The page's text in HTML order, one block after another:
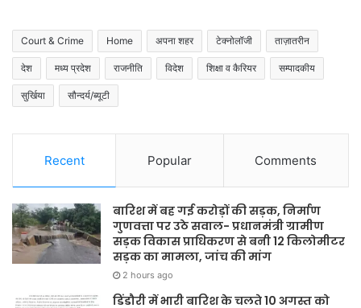
Court & Crime Home अपना शहर टेक्नोलॉजी ताज़ातरीन
देश मध्य प्रदेश राजनीति विदेश शिक्षा व कैरियर सम्पादकीय
सुर्खिया सौन्दर्य/ब्यूटी
Recent Popular Comments
बारिश में बह गई करोड़ों की सड़क, निर्माण
गुणवत्ता पर उठे सवाल- प्रधानमंत्री ग्रामीण
सड़क विकास प्राधिकरण से बनी 12 किलोमीटर
सड़क का मामला, जांच की मांग
2 hours ago
डिंडौरी में भारी बारिश के चलते 10 अगस्त को